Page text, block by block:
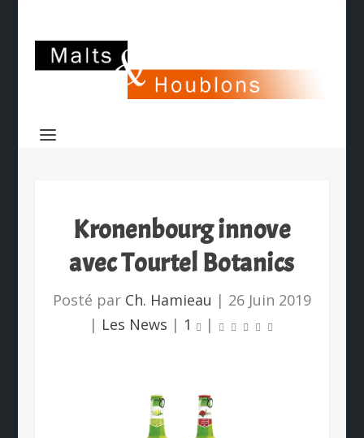
Kronenbourg innove
avec Tourtel Botanics
Posté par Ch. Hamieau | 26 Juin 2019
| Les News | 1 |